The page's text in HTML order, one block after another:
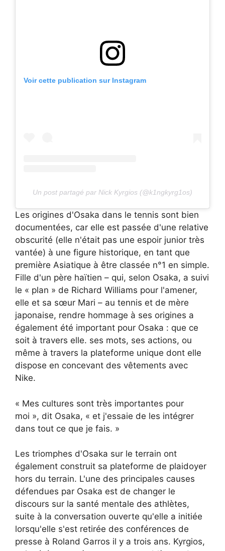
Voir cette publication sur Instagram
Un post partagé par Nick Kyrgios (@k1ngkyrg1os)
Les origines d'Osaka dans le tennis sont bien
documentées, car elle est passée d'une relative
obscurité (elle n'était pas une espoir junior très
vantée) à une figure historique, en tant que
première Asiatique à être classée n°1 en simple.
Fille d'un père haïtien – qui, selon Osaka, a suivi
le « plan » de Richard Williams pour l'amener,
elle et sa sœur Mari – au tennis et de mère
japonaise, rendre hommage à ses origines a
également été important pour Osaka : que ce
soit à travers elle. ses mots, ses actions, ou
même à travers la plateforme unique dont elle
dispose en concevant des vêtements avec
Nike.
« Mes cultures sont très importantes pour
moi », dit Osaka, « et j'essaie de les intégrer
dans tout ce que je fais. »
Les triomphes d'Osaka sur le terrain ont
également construit sa plateforme de plaidoyer
hors du terrain. L'une des principales causes
défendues par Osaka est de changer le
discours sur la santé mentale des athlètes,
suite à la conversation ouverte qu'elle a initiée
lorsqu'elle s'est retirée des conférences de
presse à Roland Garros il y a trois ans. Kyrgios,